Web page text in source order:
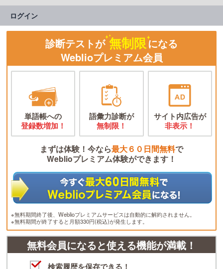
ログイン
診断テストが 無制限になる
Weblioプレミアム会員
単語帳への
登録数増加！
語彙力診断が
無制限！
サイト内広告が
非表示！
まずは体験！今なら最大６０日間無料で
Weblioプレミアム体験ができます！
※無料期間終了後、Weblioプレミアムサービスは自動的に解約されません。
※無料期間が終了すると月額330円(税込)が発生します。
無料会員になると使える機能が満載！